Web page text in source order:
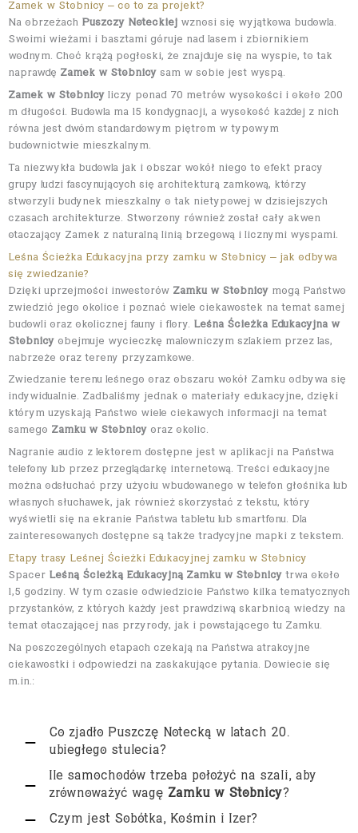
Zamek w Stobnicy – co to za projekt?
Na obrzeżach Puszczy Noteckiej wznosi się wyjątkowa budowla.
Swoimi wieżami i basztami góruje nad lasem i zbiornikiem
wodnym. Choć krążą pogłoski, że znajduje się na wyspie, to tak
naprawdę Zamek w Stobnicy sam w sobie jest wyspą.
Zamek w Stobnicy liczy ponad 70 metrów wysokości i około 200
m długości. Budowla ma 15 kondygnacji, a wysokość każdej z nich
równa jest dwóm standardowym piętrom w typowym
budownictwie mieszkalnym.
Ta niezwykła budowla jak i obszar wokół niego to efekt pracy
grupy ludzi fascynujących się architekturą zamkową, którzy
stworzyli budynek mieszkalny o tak nietypowej w dzisiejszych
czasach architekturze. Stworzony również został cały akwen
otaczający Zamek z naturalną linią brzegową i licznymi wyspami.
Leśna Ścieżka Edukacyjna przy zamku w Stobnicy – jak odbywa
się zwiedzanie?
Dzięki uprzejmości inwestorów Zamku w Stobnicy mogą Państwo
zwiedzić jego okolice i poznać wiele ciekawostek na temat samej
budowli oraz okolicznej fauny i flory. Leśna Ścieżka Edukacyjna w
Stobnicy obejmuje wycieczkę malowniczym szlakiem przez las,
nabrzeże oraz tereny przyzamkowe.
Zwiedzanie terenu leśnego oraz obszaru wokół Zamku odbywa się
indywidualnie. Zadbaliśmy jednak o materiały edukacyjne, dzięki
którym uzyskają Państwo wiele ciekawych informacji na temat
samego Zamku w Stobnicy oraz okolic.
Nagranie audio z lektorem dostępne jest w aplikacji na Państwa
telefony lub przez przeglądarkę internetową. Treści edukacyjne
można odsłuchać przy użyciu wbudowanego w telefon głośnika lub
własnych słuchawek, jak również skorzystać z tekstu, który
wyświetli się na ekranie Państwa tabletu lub smartfonu. Dla
zainteresowanych dostępne są także tradycyjne mapki z tekstem.
Etapy trasy Leśnej Ścieżki Edukacyjnej zamku w Stobnicy
Spacer Leśną Ścieżką Edukacyjną Zamku w Stobnicy trwa około
1,5 godziny. W tym czasie odwiedzicie Państwo kilka tematycznych
przystanków, z których każdy jest prawdziwą skarbnicą wiedzy na
temat otaczającej nas przyrody, jak i powstającego tu Zamku.
Na poszczególnych etapach czekają na Państwa atrakcyjne
ciekawostki i odpowiedzi na zaskakujące pytania. Dowiecie się
m.in.:
Co zjadło Puszczę Notecką w latach 20.
ubiegłego stulecia?
Ile samochodów trzeba położyć na szali, aby
zrównoważyć wagę Zamku w Stobnicy?
Czym jest Sobótka, Kośmin i Izer?